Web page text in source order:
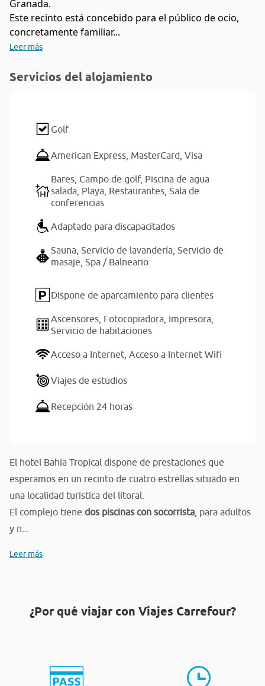
Granada.
Este recinto está concebido para el público de ocio,
concretamente familiar...
Leer más
Servicios del alojamiento
Golf
American Express, MasterCard, Visa
Bares, Campo de golf, Piscina de agua
salada, Playa, Restaurantes, Sala de
conferencias
Adaptado para discapacitados
Sauna, Servicio de lavandería, Servicio de
masaje, Spa / Balneario
Dispone de aparcamiento para clientes
Ascensores, Fotocopiadora, Impresora,
Servicio de habitaciones
Acceso a Internet, Acceso a Internet Wifi
Viajes de estudios
Recepción 24 horas
El hotel Bahía Tropical dispone de prestaciones que
esperamos en un recinto de cuatro estrellas situado en
una localidad turística del litoral.
El complejo tiene dos piscinas con socorrista , para adultos
y n...
Leer más
¿Por qué viajar con Viajes Carrefour?